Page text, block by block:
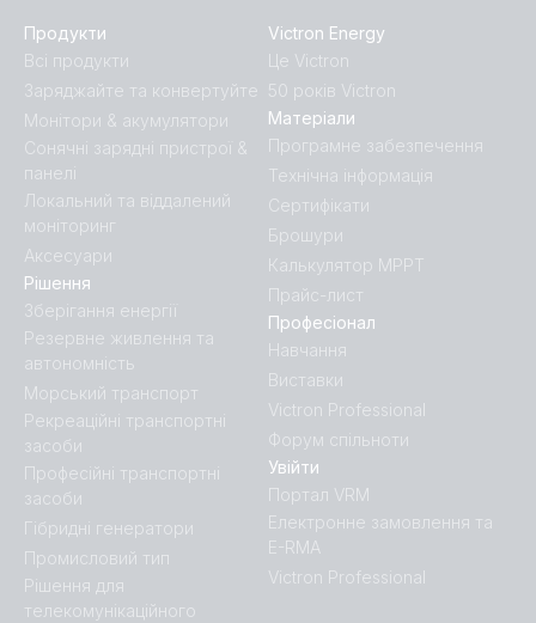
Centaur Charger 12V 80A (3) 120-240V (front)
Centaur Charger 12V 80A (3) 120-240V (left)
Centaur Charger 12V 80A (3) 120-240V (mounting
plate)
Centaur Charger 12V 80A (3) 120-240V (pcb conn)
Centaur Charger 12V 80A (3) 120-240V (right)
Centaur Charger 24V 16A (3) 120-240V (conn open)
Centaur Charger 24V 16A (3) 120-240V (conn)
Centaur Charger 24V 16A (3) 120-240V (front)
Centaur Charger 24V 16A (3) 120-240V (left)
Продукти
Всі продукти
Заряджайте та конвертуйте
Монітори & акумулятори
Сонячні зарядні пристрої &
панелі
Локальний та віддалений
моніторинг
Аксесуари
Victron Energy
Це Victron
50 років Victron
Рішення
Зберігання енергії
Резервне живлення та
автономність
Морський транспорт
Рекреаційні транспортні
засоби
Професійні транспортні
засоби
Гібридні генератори
Промисловий тип
Рішення для
телекомунікаційного
Матеріали
Програмне забезпечення
Технічна інформація
Сертифікати
Брошури
Калькулятор MPPT
Прайс-лист
Професіонал
Навчання
Виставки
Victron Professional
Форум спільноти
Увійти
Портал VRM
Електронне замовлення та
E-RMA
Victron Professional